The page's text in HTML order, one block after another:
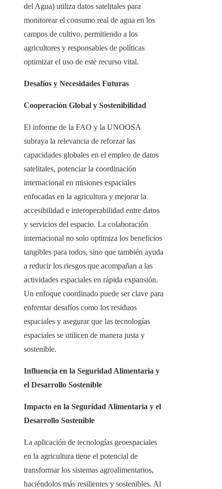
del Agua) utiliza datos satelitales para
monitorear el consumo real de agua en los
campos de cultivo, permitiendo a los
agricultores y responsables de políticas
optimizar el uso de este recurso vital.
Desafíos y Necesidades Futuras
Cooperación Global y Sostenibilidad
El informe de la FAO y la UNOOSA
subraya la relevancia de reforzar las
capacidades globales en el empleo de datos
satelitales, potenciar la coordinación
internacional en misiones espaciales
enfocadas en la agricultura y mejorar la
accesibilidad e interoperabilidad entre datos
y servicios del espacio. La colaboración
internacional no solo optimiza los beneficios
tangibles para todos, sino que también ayuda
a reducir los riesgos que acompañan a las
actividades espaciales en rápida expansión.
Un enfoque coordinado puede ser clave para
enfrentar desafíos como los residuos
espaciales y asegurar que las tecnologías
espaciales se utilicen de manera justa y
sostenible.
Influencia en la Seguridad Alimentaria y
el Desarrollo Sostenible
Impacto en la Seguridad Alimentaria y el
Desarrollo Sostenible
La aplicación de tecnologías geoespaciales
en la agricultura tiene el potencial de
transformar los sistemas agroalimentarios,
haciéndolos más resilientes y sostenibles. Al